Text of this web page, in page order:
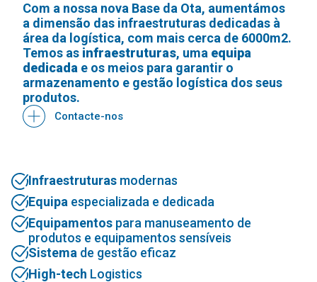
Com a nossa nova Base da Ota, aumentámos
a dimensão das infraestruturas dedicadas à
área da logística, com mais cerca de 6000m2.
Temos as infraestruturas, uma equipa
dedicada e os meios para garantir o
armazenamento e gestão logística dos seus
produtos.
Contacte-nos
Infraestruturas modernas
Equipa especializada e dedicada
Equipamentos para manuseamento de
produtos e equipamentos sensíveis
Sistema de gestão eficaz
High-tech Logistics